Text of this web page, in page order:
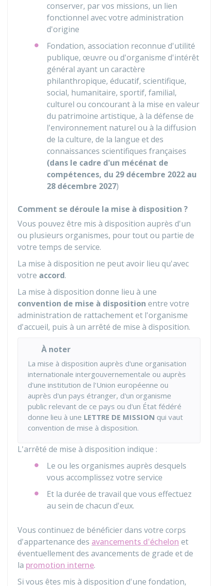
conserver, par vos missions, un lien
fonctionnel avec votre administration
d'origine
Fondation, association reconnue d'utilité
publique, œuvre ou d'organisme d'intérêt
général ayant un caractère
philanthropique, éducatif, scientifique,
social, humanitaire, sportif, familial,
culturel ou concourant à la mise en valeur
du patrimoine artistique, à la défense de
l'environnement naturel ou à la diffusion
de la culture, de la langue et des
connaissances scientifiques françaises
(dans le cadre d'un mécénat de
compétences, du 29 décembre 2022 au
28 décembre 2027)
Comment se déroule la mise à disposition ?
Vous pouvez être mis à disposition auprès d'un
ou plusieurs organismes, pour tout ou partie de
votre temps de service.
La mise à disposition ne peut avoir lieu qu'avec
votre accord.
La mise à disposition donne lieu à une
convention de mise à disposition entre votre
administration de rattachement et l'organisme
d'accueil, puis à un arrêté de mise à disposition.
À noter
La mise à disposition auprès d'une organisation
internationale intergouvernementale ou auprès
d'une institution de l'Union européenne ou
auprès d'un pays étranger, d'un organisme
public relevant de ce pays ou d'un État fédéré
donne lieu à une LETTRE DE MISSION qui vaut
convention de mise à disposition.
L'arrêté de mise à disposition indique :
Le ou les organismes auprès desquels
vous accomplissez votre service
Et la durée de travail que vous effectuez
au sein de chacun d'eux.
Vous continuez de bénéficier dans votre corps
d'appartenance des avancements d'échelon et
éventuellement des avancements de grade et de
la promotion interne.
Si vous êtes mis à disposition d'une fondation,